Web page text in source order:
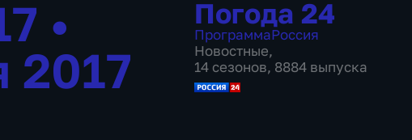
•
2017
Погода 24
ПрограммаРоссия
Новостные,
14 сезонов, 8884 выпуска